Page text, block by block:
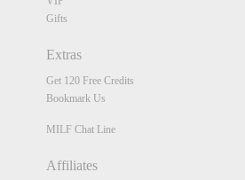
Gifts
Extras
Get 120 Free Credits
Bookmark Us
MILF Chat Line
Affiliates